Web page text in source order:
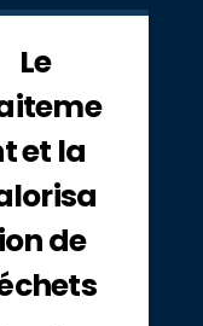
Le
et la
de